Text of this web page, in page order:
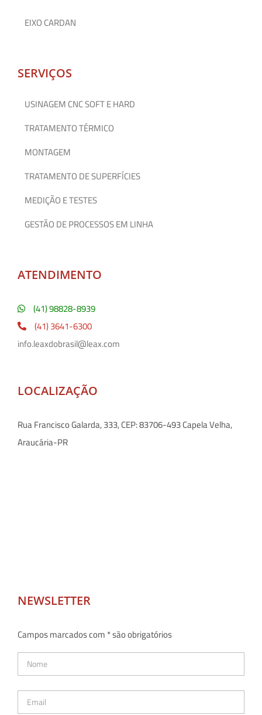
EIXO CARDAN
SERVIÇOS
USINAGEM CNC SOFT E HARD
TRATAMENTO TÉRMICO
MONTAGEM
TRATAMENTO DE SUPERFÍCIES
MEDIÇÃO E TESTES
GESTÃO DE PROCESSOS EM LINHA
ATENDIMENTO
(41) 98828-8939
(41) 3641-6300
info.leaxdobrasil@leax.com
LOCALIZAÇÃO
Rua Francisco Galarda, 333, CEP: 83706-493 Capela Velha,
Araucária-PR
NEWSLETTER
Campos marcados com * são obrigatórios